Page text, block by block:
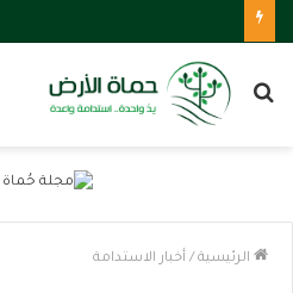
بحث
الرئيسية / أخبار الاستدامة